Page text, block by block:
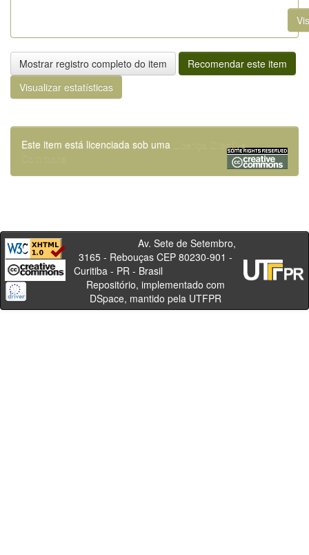
Mostrar registro completo do item
Recomendar este item
Visualizar estatísticas
Este item está licenciada sob uma
Licença Creative
Commons
Av. Sete de Setembro,
3165 - Rebouças CEP 80230-901 -
Curitiba - PR - Brasil
Repositório, implementado com
DSpace, mantido pela UTFPR